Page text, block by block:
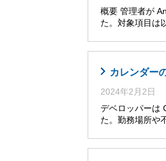
概要 管理者が
た。対象項目は
カレンダー
2024年2月2日
デベロッパーは
た。勤務場所や